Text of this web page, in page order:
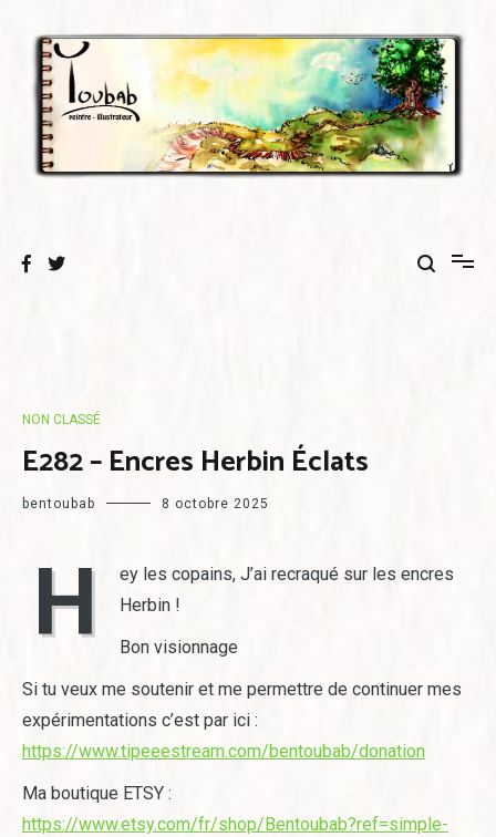
contenu
NON CLASSÉ
E282 – Encres Herbin Éclats
bentoubab 8 octobre 2025
H
ey les copains, J’ai recraqué sur les encres
Herbin !
Bon visionnage
Si tu veux me soutenir et me permettre de continuer mes
expérimentations c’est par ici :
https://www.tipeeestream.com/bentoubab/donation
Ma boutique ETSY :
https://www.etsy.com/fr/shop/Bentoubab?ref=simple-